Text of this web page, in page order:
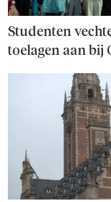
Studenten
toelagen aan